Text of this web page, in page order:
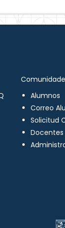
Alumnos
Correo
Solicitud
Docentes